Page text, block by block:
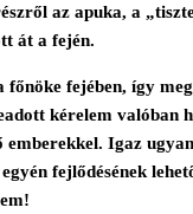
az apuka, a
át a fején.
fejében, így
kérelem
Igaz
fejlődésének